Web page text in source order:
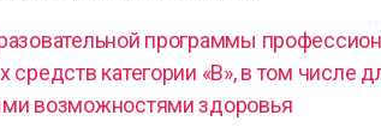
программы
средств категории «В», в том числе
возможностями здоровья